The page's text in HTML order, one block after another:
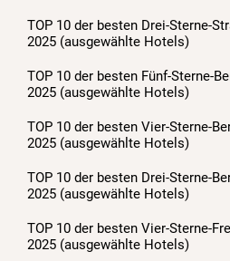
TOP 10 der besten Drei-Sterne-
2025 (ausgewählte Hotels)
TOP 10 der besten Fünf-Sterne-
2025 (ausgewählte Hotels)
TOP 10 der besten Vier-Sterne-
2025 (ausgewählte Hotels)
TOP 10 der besten Drei-Sterne-
2025 (ausgewählte Hotels)
TOP 10 der besten Vier-Sterne-
2025 (ausgewählte Hotels)